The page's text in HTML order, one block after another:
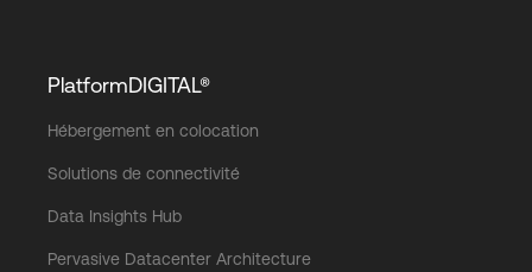
PlatformDIGITAL®
Hébergement en colocation
Solutions de connectivité
Data Insights Hub
Pervasive Datacenter Architecture